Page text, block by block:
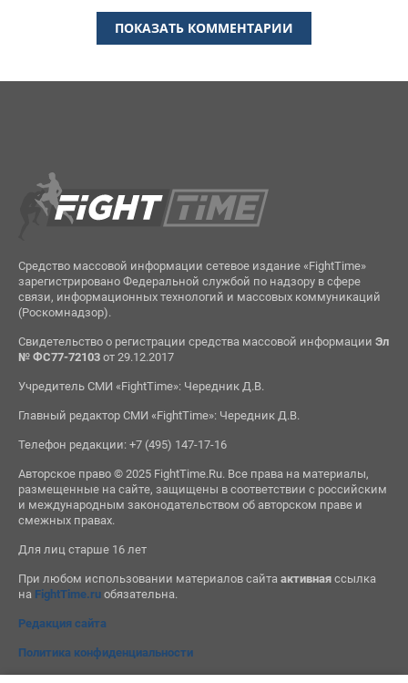
ПОКАЗАТЬ КОММЕНТАРИИ
Средство массовой информации сетевое издание «FightTime»
зарегистрировано Федеральной службой по надзору в сфере
связи, информационных технологий и массовых коммуникаций
(Роскомнадзор).
Свидетельство о регистрации средства массовой информации Эл
№ ФС77-72103от 29.12.2017
Учредитель СМИ «FightTime»: Чередник Д.В.
Главный редактор СМИ «FightTime»: Чередник Д.В.
Телефон редакции: +7 (495) 147-17-16
Авторское право © 2025 FightTime.Ru. Все права на материалы,
размещенные на сайте, защищены в соответствии с российским
и международным законодательством об авторском праве и
смежных правах.
Для лиц старше 16 лет
При любом использовании материалов сайта активнаяссылка
на FightTime.ruобязательна.
Редакция сайта
Политика конфиденциальности